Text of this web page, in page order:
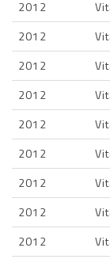
2012
2012
2012
2012
2012
2012
2012
2012
2012